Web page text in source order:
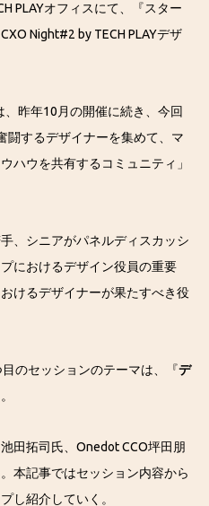
PLAYオフィスにて、『スター
Night#2 by TECH PLAYデザ
昨年10月の開催に続き、今回
闘するデザイナーを集めて、マ
ハウを共有するコミュニティ」
、シニアがパネルディスカッシ
におけるデザイン役員の重要
けるデザイナーが果たすべき役
のセッションのテーマは、『デ
田拓司氏、Onedot CCO坪田朋
本記事ではセッション内容から
し紹介していく。